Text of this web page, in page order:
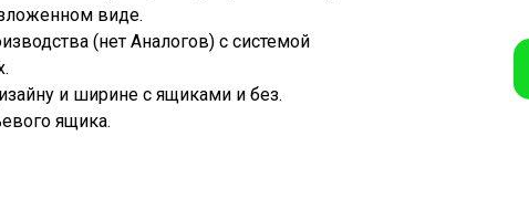
виде.
(нет Аналогов) с системой
и ширине с ящиками и без.
ящика.